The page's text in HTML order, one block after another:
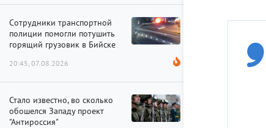
Сотрудники транспортной
полиции помогли потушить
горящий грузовик в Бийске
20:45, 07.08.2026
Стало известно, во сколько
обошелся Западу проект
"Антироссия"